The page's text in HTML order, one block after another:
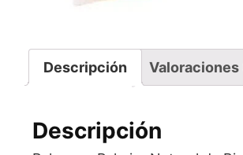
Descripción Valoraciones
Descripción